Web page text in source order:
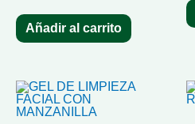
Añadir al carrito